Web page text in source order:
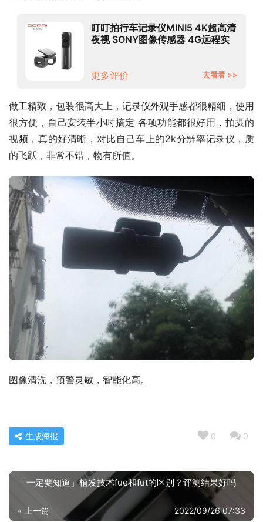
盯盯拍行车记录仪MINI5 4K超高清
夜视 SONY图像传感器 4G远程实
更多评价
去看看 >>
做工精致，包装很高大上，记录仪外观手感都很精细，使用
很方便，自己安装半小时搞定 各项功能都很好用，拍摄的
视频，真的好清晰，对比自己车上的2k分辨率记录仪，质
的飞跃，非常不错，物有所值。
图像清洗，预警灵敏，智能化高。
0 0
生成海报
「一定要知道」植发技术fue和fut的区别？评测结果好吗
« 上一篇 2022/09/26 07:33